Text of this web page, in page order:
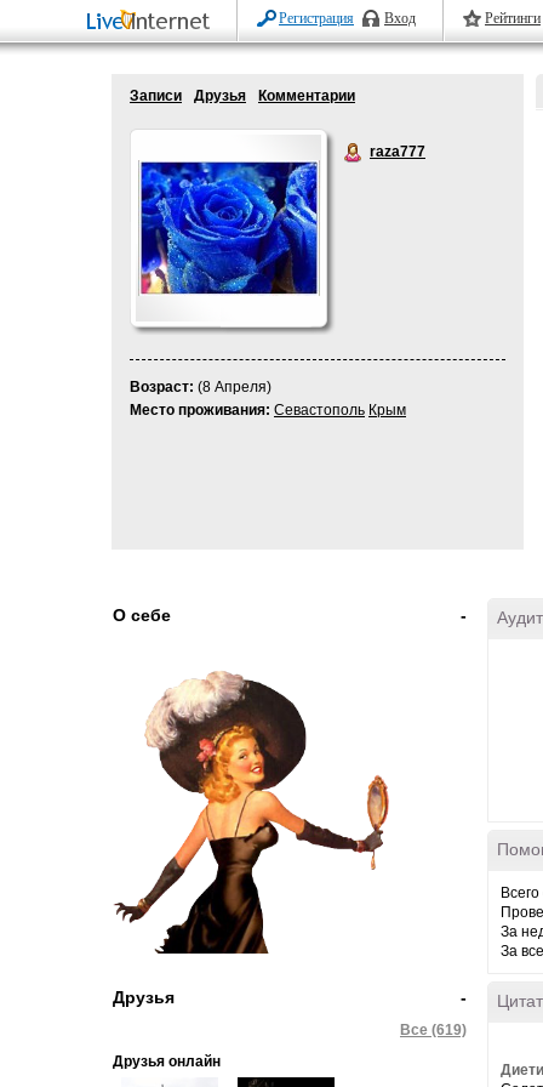
Регистрация Вход Рейтинги
Записи Друзья Комментарии
raza777
Возраст: (8 Апреля)
Место проживания: Севастополь Крым
-
О себе
-
Друзья
Все (619)
Друзья онлайн
За
За